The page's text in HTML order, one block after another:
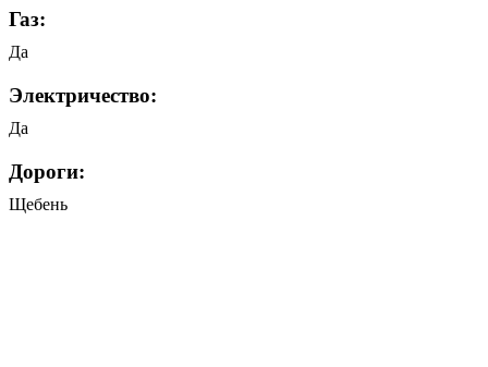
Газ:
Да
Электричество:
Да
Дороги:
Щебень